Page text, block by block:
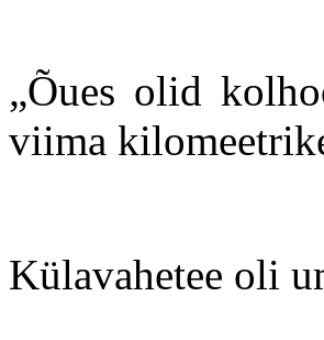
„Õues olid
viima
Külavahetee oli